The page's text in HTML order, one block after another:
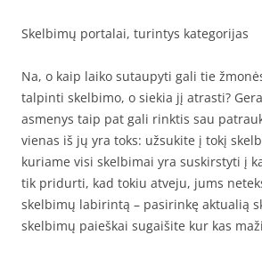
Skelbimų portalai, turintys kategorijas
Na, o kaip laiko sutaupyti gali tie
talpinti skelbimo, o siekia jį atrasti?
asmenys taip pat gali rinktis sau
vienas iš jų yra toks: užsukite į tokį
kuriame visi skelbimai yra suskirstyti į
tik pridurti, kad tokiu atveju, jums
skelbimų labirintą – pasirinkę aktualią
skelbimų paieškai sugaišite kur kas